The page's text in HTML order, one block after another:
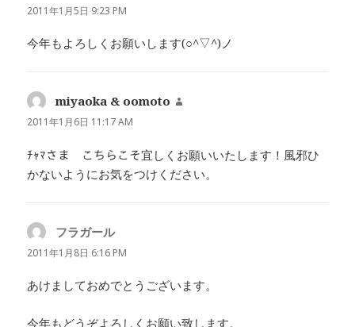
り:
2011年1月5日 9:23 PM
今年もよろしくお願いします(○^▽^)ノ
miyaoka & oomoto
2011年1月6日 11:17 AM
ﾁｬﾏさま こちらこそ宜しくお願いいたします！風邪ひ
かないようにお気をつけください。
フラガールよ
り:
2011年1月8日 6:16 PM
あけましておめでとうございます。
今年もどうぞよろしくお願い致します。